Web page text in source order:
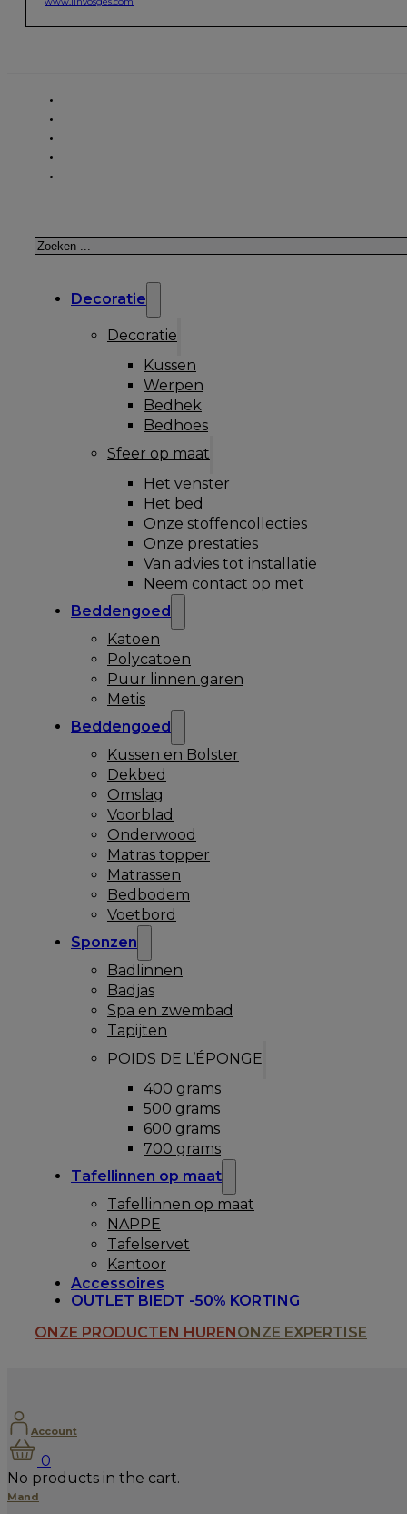
Zoeken
Decoratie
Decoratie
Kussen
Werpen
Bedhek
Bedhoes
Sfeer op maat
Het venster
Het bed
Onze stoffencollecties
Onze prestaties
Van advies tot installatie
Neem contact op met
Beddengoed
Katoen
Polycatoen
Puur linnen garen
Metis
Beddengoed
Kussen en Bolster
Dekbed
Omslag
Voorblad
Onderwood
Matras topper
Matrassen
Bedbodem
Voetbord
Sponzen
Badlinnen
Badjas
Spa en zwembad
Tapijten
POIDS DE L’ÉPONGE
400 grams
500 grams
600 grams
700 grams
Tafellinnen op maat
Tafellinnen op maat
NAPPE
Tafelservet
Kantoor
Accessoires
OUTLET BIEDT -50% KORTING
ONZE PRODUCTEN HURENONZE EXPERTISE
Account
0
No products in the cart.
Mand